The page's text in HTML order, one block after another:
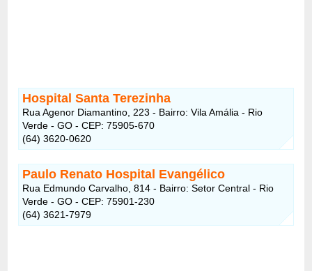
Hospital Santa Terezinha
Rua Agenor Diamantino, 223 - Bairro: Vila Amália - Rio
Verde - GO - CEP: 75905-670
(64) 3620-0620
Paulo Renato Hospital Evangélico
Rua Edmundo Carvalho, 814 - Bairro: Setor Central - Rio
Verde - GO - CEP: 75901-230
(64) 3621-7979